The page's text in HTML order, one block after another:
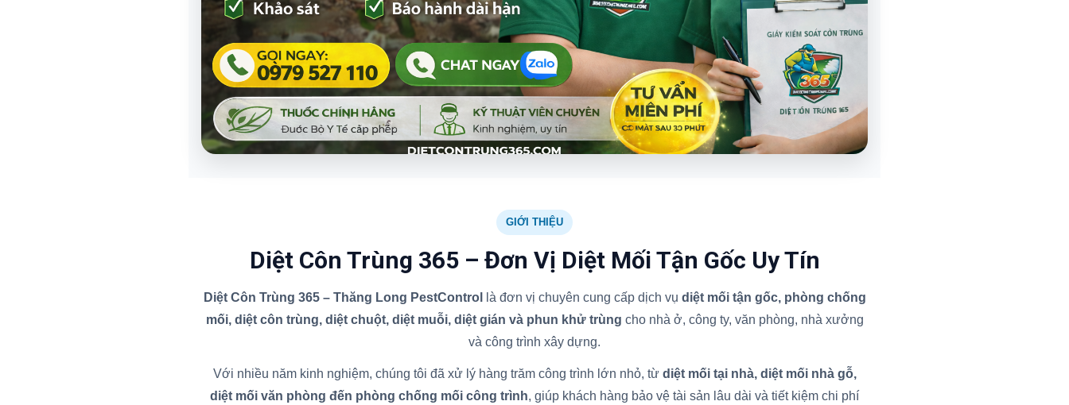
GIỚI THIỆU
Diệt Côn Trùng 365 – Đơn Vị Diệt Mối Tận Gốc Uy Tín
Diệt Côn Trùng 365 – Thăng Long PestControl là đơn vị chuyên cung cấp dịch vụ diệt mối tận gốc, phòng chống
mối, diệt côn trùng, diệt chuột, diệt muỗi, diệt gián và phun khử trùng cho nhà ở, công ty, văn phòng, nhà xưởng
và công trình xây dựng.
Với nhiều năm kinh nghiệm, chúng tôi đã xử lý hàng trăm công trình lớn nhỏ, từ diệt mối tại nhà, diệt mối nhà gỗ,
diệt mối văn phòng đến phòng chống mối công trình, giúp khách hàng bảo vệ tài sản lâu dài và tiết kiệm chi phí